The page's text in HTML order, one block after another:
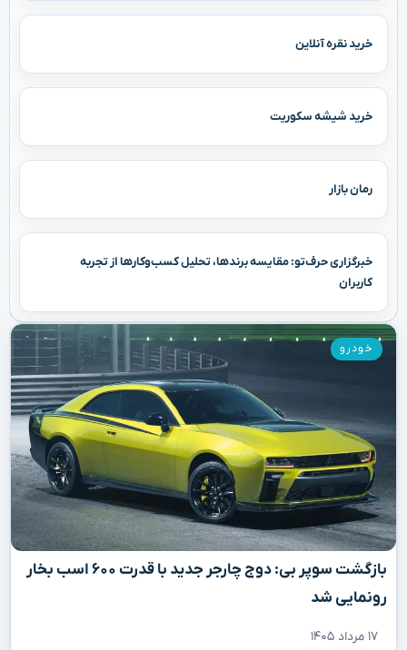
خرید نقره آنلاین
خرید شیشه سکوریت
رمان بازار
خبرگزاری حرف‌تو: مقایسه برندها، تحلیل کسب‌وکارها از تجربه
کاربران
بازگشت سوپر بی: دوج چارجر جدید با قدرت ۶۰۰ اسب بخار
رونمایی شد
۱۷ مرداد ۱۴۰۵
خودرو